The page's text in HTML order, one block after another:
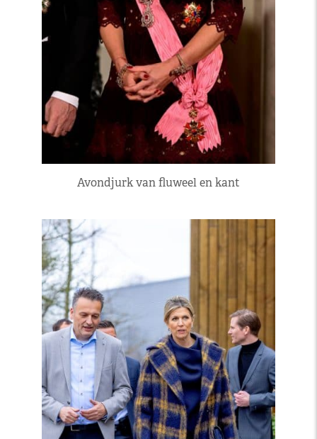
Avondjurk van fluweel en kant